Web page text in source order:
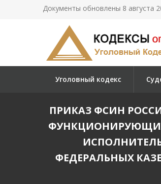
Документы обновлены 8 августа
Уголовный кодекс
ПРИКАЗ ФСИН
ФЕДЕРАЛЬНЫХ